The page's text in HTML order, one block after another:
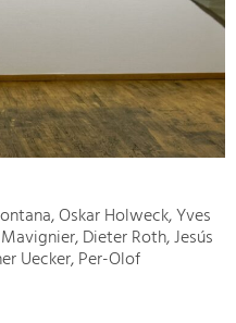
Oskar Holweck, Yves
Dieter Roth, Jesús
Uecker, Per-Olof